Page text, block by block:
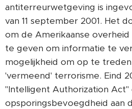
antiterreurwetgeving is
van 11 september 2001. Het
om de Amerikaanse
te geven om informatie te
mogelijkheid om op te treden
'vermeend' terrorisme. Eind
"Intelligent Authorization
opsporingsbevoegdheid aan